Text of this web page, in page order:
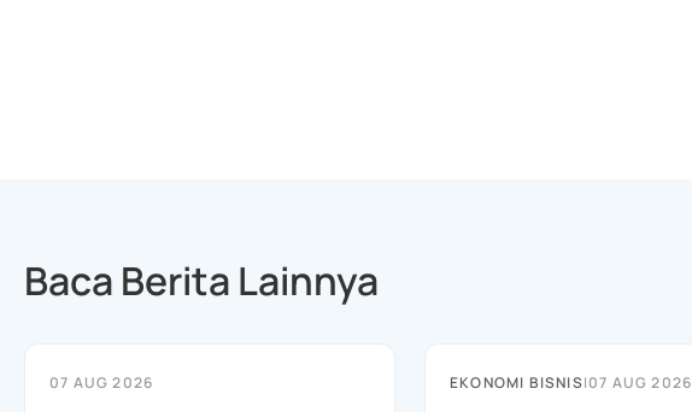
Baca Berita Lainnya
07 AUG 2026 EKONOMI BISNIS|07 AUG 2026